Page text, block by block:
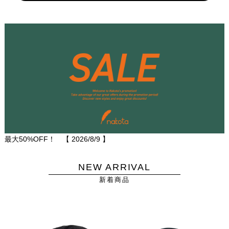
最大50%OFF！ 【 2026/8/9】
NEW ARRIVAL
新着商品